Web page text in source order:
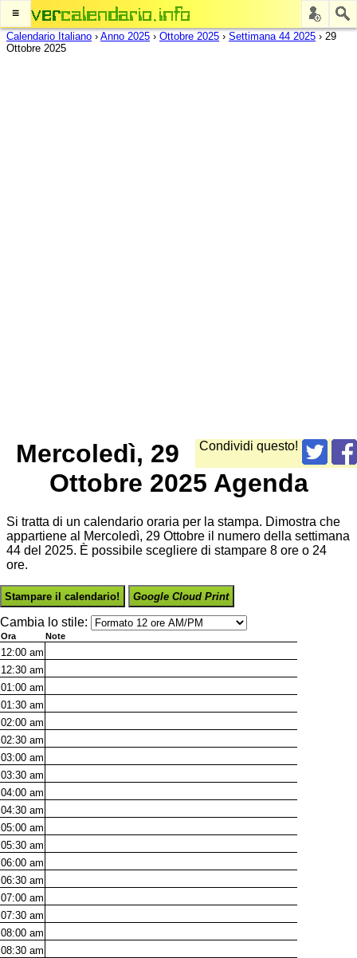
≡
Calendario Italiano › Anno 2025 › Ottobre 2025 › Settimana 44 2025 › 29
Ottobre 2025
Condividi questo!
Mercoledì, 29
Ottobre 2025 Agenda
Si tratta di un calendario oraria per la stampa. Dimostra che
appartiene al Mercoledì, 29 Ottobre il numero della settimana
44 del 2025. È possibile scegliere di stampare 8 ore o 24
ore.
Stampare il calendario! Google Cloud Print
Cambia lo stile:
Ora Note
12:00 am
12:30 am
01:00 am
01:30 am
02:00 am
02:30 am
03:00 am
03:30 am
04:00 am
04:30 am
05:00 am
05:30 am
06:00 am
06:30 am
07:00 am
07:30 am
08:00 am
08:30 am